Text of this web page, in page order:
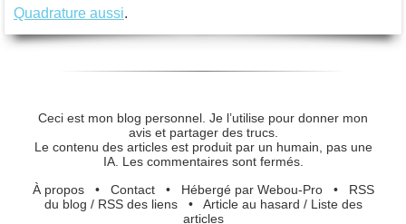
Quadrature aussi.
Ceci est mon blog personnel. Je l’utilise pour donner mon
avis et partager des trucs.
Le contenu des articles est produit par un humain, pas une
IA. Les commentaires sont fermés.
À propos• Contact• Hébergé par Webou-Pro• RSS
du blog / RSS des liens• Article au hasard / Liste des
articles